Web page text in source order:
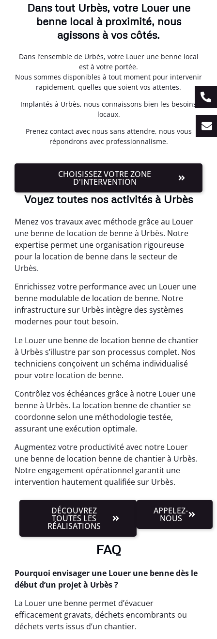
Dans tout Urbès, votre Louer une
benne local à proximité, nous
agissons à vos côtés.
Dans l’ensemble de Urbès, votre Louer une benne local
est à votre portée.
Nous sommes disponibles à tout moment pour intervenir
rapidement, quelles que soient vos attentes.
Implantés à Urbès, nous connaissons bien les besoins
locaux.
Prenez contact avec nous sans attendre, nous vous
répondrons avec professionnalisme.
CHOISISSEZ VOTRE ZONE
D'INTERVENTION
Voyez toutes nos activités à Urbès
Menez vos travaux avec méthode grâce au Louer
une benne de location de benne à Urbès. Notre
expertise permet une organisation rigoureuse
pour la location de benne dans le secteur de
Urbès.
Enrichissez votre performance avec un Louer une
benne modulable de location de benne. Notre
infrastructure sur Urbès intègre des systèmes
modernes pour tout besoin.
Le Louer une benne de location benne de chantier
à Urbès s’illustre par son processus complet. Nos
techniciens conçoivent un schéma individualisé
pour votre location de benne.
Contrôlez vos échéances grâce à notre Louer une
benne à Urbès. La location benne de chantier se
coordonne selon une méthodologie testée,
assurant une exécution optimale.
Augmentez votre productivité avec notre Louer
une benne de location benne de chantier à Urbès.
Notre engagement opérationnel garantit une
intervention hautement qualifiée sur Urbès.
DÉCOUVREZ
TOUTES LES
RÉALISATIONS
APPELEZ-
NOUS
FAQ
Pourquoi envisager une Louer une benne dès le
début d’un projet à Urbès ?
La Louer une benne permet d’évacuer
efficacement gravats, déchets encombrants ou
déchets verts issus d’un chantier.